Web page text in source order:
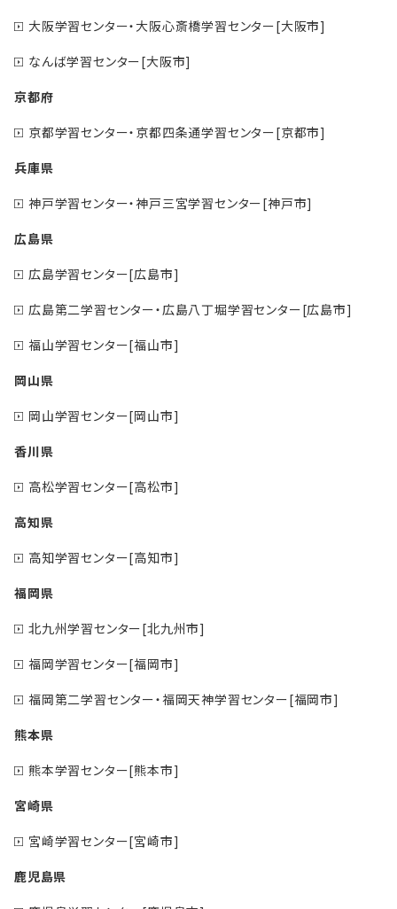
大阪学習センター・大阪心斎橋学習センター[大阪市]
なんば学習センター[大阪市]
京都府
京都学習センター・京都四条通学習センター[京都市]
兵庫県
神戸学習センター・神戸三宮学習センター[神戸市]
広島県
広島学習センター[広島市]
広島第二学習センター・広島八丁堀学習センター[広島市]
福山学習センター[福山市]
岡山県
岡山学習センター[岡山市]
香川県
高松学習センター[高松市]
高知県
高知学習センター[高知市]
福岡県
北九州学習センター[北九州市]
福岡学習センター[福岡市]
福岡第二学習センター・福岡天神学習センター[福岡市]
熊本県
熊本学習センター[熊本市]
宮崎県
宮崎学習センター[宮崎市]
鹿児島県